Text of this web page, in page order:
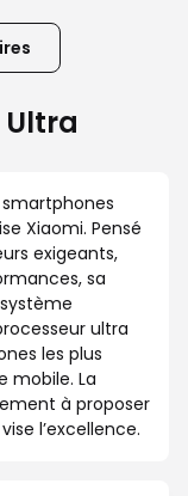
Ultra
smartphones
Xiaomi. Pensé
exigeants,
sa
ultra
les plus
mobile. La
à proposer
l’excellence.